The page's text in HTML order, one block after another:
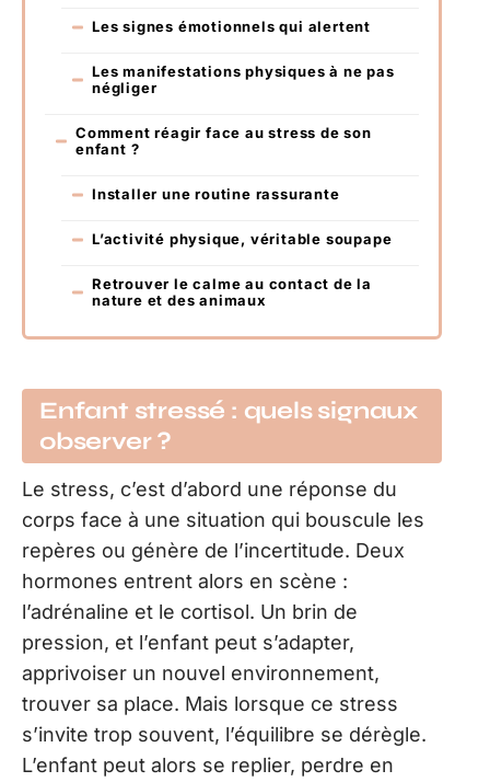
Les signes émotionnels qui alertent
Les manifestations physiques à ne pas
négliger
Comment réagir face au stress de son
enfant ?
Installer une routine rassurante
L’activité physique, véritable soupape
Retrouver le calme au contact de la
nature et des animaux
Enfant stressé : quels signaux
observer ?
Le stress, c’est d’abord une réponse du
corps face à une situation qui bouscule les
repères ou génère de l’incertitude. Deux
hormones entrent alors en scène :
l’adrénaline et le cortisol. Un brin de
pression, et l’enfant peut s’adapter,
apprivoiser un nouvel environnement,
trouver sa place. Mais lorsque ce stress
s’invite trop souvent, l’équilibre se dérègle.
L’enfant peut alors se replier, perdre en